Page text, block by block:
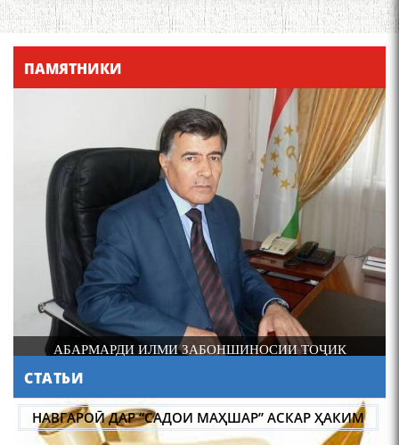
Қадамҷо - Лоҳутӣ
4-уми декабр- зодрӯзи
шоири абадзинда Абулқосим
Лоҳутӣ
АБУЛҚОСИМ ЛОҲУТӢ /
ABULQOSIM LOHUTY/
ПАМЯТНИКИ
АБАРМАРДИ ИЛМИ ЗАБОНШИНОСИИ ТОҶИК
СТАТЬИ
НАВГАРОӢ ДАР “САДОИ МАҲШАР” АСКАР ҲАКИМ